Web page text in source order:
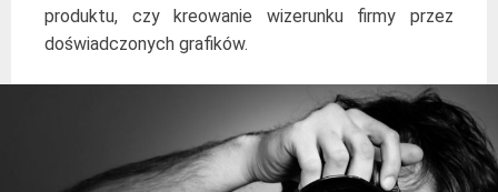
produktu, czy kreowanie wizerunku firmy przez
doświadczonych grafików.